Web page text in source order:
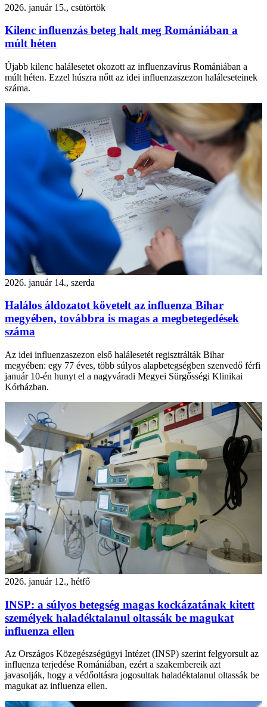
2026. január 15., csütörtök
Kilenc influenzás beteg halt meg Romániában a
múlt héten
Újabb kilenc halálesetet okozott az influenzavírus Romániában a
múlt héten. Ezzel húszra nőtt az idei influenzaszezon haláleseteinek
száma.
2026. január 14., szerda
Halálos áldozatot követelt az influenza Bihar
megyében, továbbra is magas a megbetegedések
száma
Az idei influenzaszezon első halálesetét regisztrálták Bihar
megyében: egy 77 éves, több súlyos alapbetegségben szenvedő férfi
január 10-én hunyt el a nagyváradi Megyei Sürgősségi Klinikai
Kórházban.
2026. január 12., hétfő
INSP: a súlyos betegség magas kockázatának kitett
személyek haladéktalanul oltassák be magukat
influenza ellen
Az Országos Közegészségügyi Intézet (INSP) szerint felgyorsult az
influenza terjedése Romániában, ezért a szakembereik azt
javasolják, hogy a védőoltásra jogosultak haladéktalanul oltassák be
magukat az influenza ellen.